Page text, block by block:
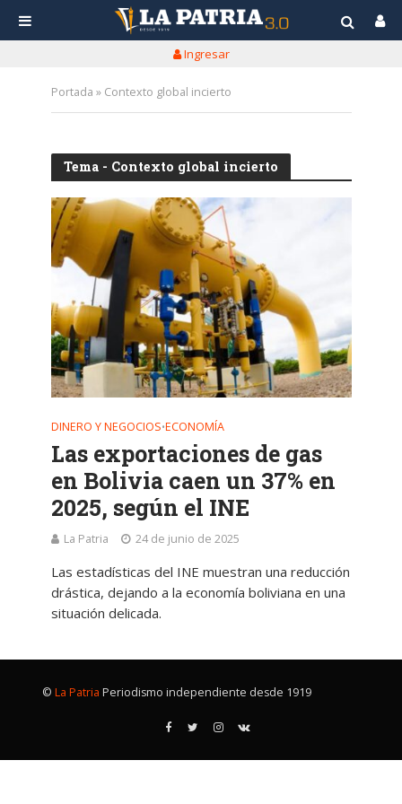
Ingresar
Portada » Contexto global incierto
Tema - Contexto global incierto
DINERO Y NEGOCIOS•ECONOMÍA
Las exportaciones de gas
en Bolivia caen un 37% en
2025, según el INE
La Patria 24 de junio de 2025
Las estadísticas del INE muestran una reducción
drástica, dejando a la economía boliviana en una
situación delicada.
© La Patria Periodismo independiente desde 1919